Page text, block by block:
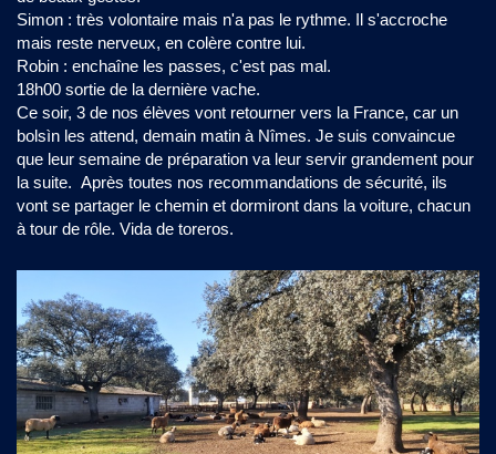
Simon : très volontaire mais n'a pas le rythme. Il s'accroche
mais reste nerveux, en colère contre lui.
Robin : enchaîne les passes, c'est pas mal.
18h00 sortie de la dernière vache.
Ce soir, 3 de nos élèves vont retourner vers la France, car un
bolsìn les attend, demain matin à Nîmes. Je suis convaincue
que leur semaine de préparation va leur servir grandement pour
la suite. Après toutes nos recommandations de sécurité, ils
vont se partager le chemin et dormiront dans la voiture, chacun
à tour de rôle. Vida de toreros.